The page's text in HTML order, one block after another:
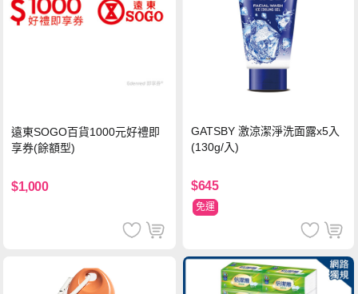
遠東SOGO百貨1000元好禮即
享券(餘額型)
$1,000
GATSBY 激涼潔淨洗面露x5入
(130g/入)
$645
免運